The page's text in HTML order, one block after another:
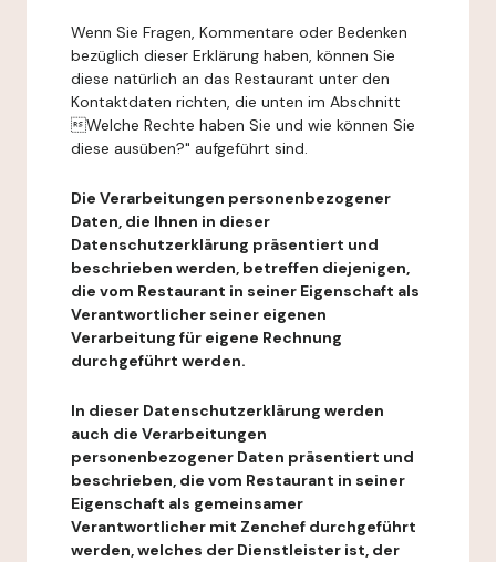
Wenn Sie Fragen, Kommentare oder Bedenken
bezüglich dieser Erklärung haben, können Sie
diese natürlich an das Restaurant unter den
Kontaktdaten richten, die unten im Abschnitt
Welche Rechte haben Sie und wie können Sie
diese ausüben?" aufgeführt sind.
Die Verarbeitungen personenbezogener
Daten, die Ihnen in dieser
Datenschutzerklärung präsentiert und
beschrieben werden, betreffen diejenigen,
die vom Restaurant in seiner Eigenschaft als
Verantwortlicher seiner eigenen
Verarbeitung für eigene Rechnung
durchgeführt werden.
In dieser Datenschutzerklärung werden
auch die Verarbeitungen
personenbezogener Daten präsentiert und
beschrieben, die vom Restaurant in seiner
Eigenschaft als gemeinsamer
Verantwortlicher mit Zenchef durchgeführt
werden, welches der Dienstleister ist, der